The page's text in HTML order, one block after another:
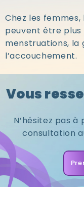
Chez les
peuvent être
menstruations, la
l’accouchement.
Vous
N’hésitez pas
consultation